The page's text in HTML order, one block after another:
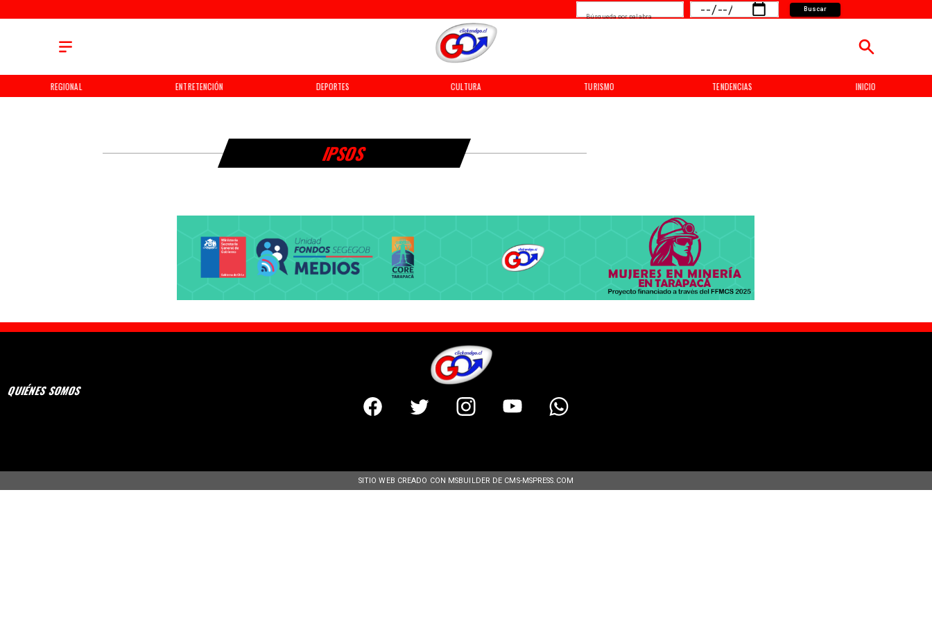
REGIONAL ENTRETENCIÓN DEPORTES CULTURA TURISMO TENDENCIAS INICIO
Buscar
Búsqueda por palabra
IPSOS
SITIO WEB CREADO CON MSBUILDER DE CMS-MSPRESS.COM
QUIÉNES SOMOS